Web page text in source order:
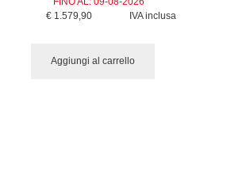
IVA inclusa
€ 1.579,90
Aggiungi al carrello